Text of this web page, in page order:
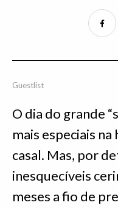
Guestlist
O dia do grande
mais especiais
casal. Mas, por
inesquecíveis
meses a fio de